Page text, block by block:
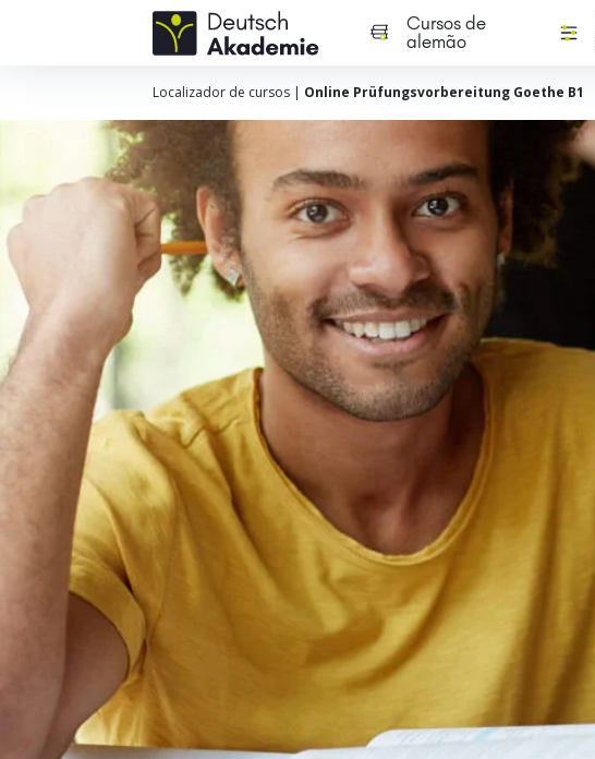
Cursos de
alemão
Localizador de cursos| Online Prüfungsvorbereitung Goethe B1